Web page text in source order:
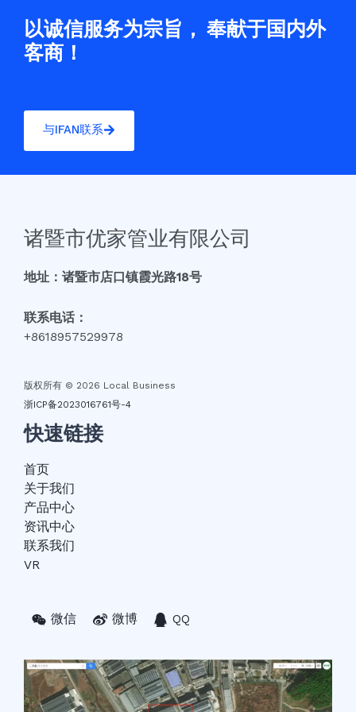
以诚信服务为宗旨， 奉献于国内外
客商！
与IFAN联系
诸暨市优家管业有限公司
地址：诸暨市店口镇霞光路18号
联系电话：
+8618957529978
版权所有 © 2026 Local Business
浙ICP备2023016761号-4
快速链接
首页
关于我们
产品中心
资讯中心
联系我们
VR
微信 微博 QQ